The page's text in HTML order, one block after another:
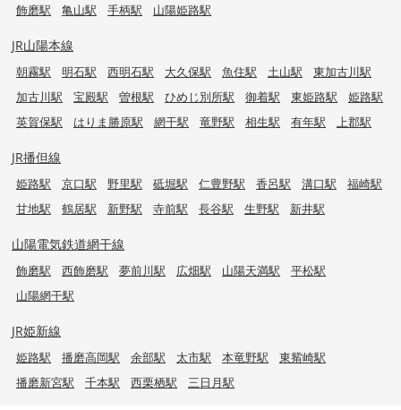
飾磨駅
亀山駅 手柄駅 山陽姫路駅
JR山陽本線
朝霧駅 明石駅 西明石駅 大久保駅 魚住駅 土山駅
東加古川駅
加古川駅
宝殿駅 曽根駅 ひめじ別所駅 御着駅 東姫路駅
姫路駅
英賀保駅
はりま勝原駅 網干駅 竜野駅 相生駅 有年駅 上郡駅
JR播但線
姫路駅 京口駅 野里駅 砥堀駅 仁豊野駅 香呂駅 溝口駅
福崎駅
甘地駅
鶴居駅 新野駅 寺前駅 長谷駅 生野駅 新井駅
山陽電気鉄道網干線
飾磨駅 西飾磨駅 夢前川駅 広畑駅 山陽天満駅
平松駅
山陽網干駅
JR姫新線
姫路駅 播磨高岡駅 余部駅 太市駅 本竜野駅
東觜崎駅
播磨新宮駅
千本駅 西栗栖駅 三日月駅